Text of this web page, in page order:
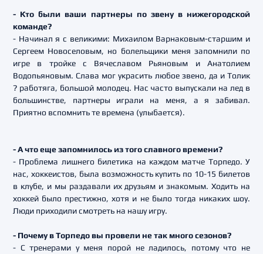
- Кто были ваши партнеры по звену в нижегородской
команде?
- Начинал я с великими: Михаилом Варнаковым-старшим и
Сергеем Новоселовым, но болельщики меня запомнили по
игре в тройке с Вячеславом Рьяновым и Анатолием
Водопьяновым. Слава мог украсить любое звено, да и Толик
? работяга, большой молодец. Нас часто выпускали на лед в
большинстве, партнеры играли на меня, а я забивал.
Приятно вспомнить те времена (улыбается).
- А что еще запомнилось из того славного времени?
- Проблема лишнего билетика на каждом матче Торпедо. У
нас, хоккеистов, была возможность купить по 10-15 билетов
в клубе, и мы раздавали их друзьям и знакомым. Ходить на
хоккей было престижно, хотя и не было тогда никаких шоу.
Люди приходили смотреть на нашу игру.
- Почему в Торпедо вы провели не так много сезонов?
- С тренерами у меня порой не ладилось, потому что не